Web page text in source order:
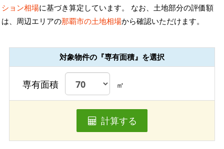
ション相場に基づき算定しています。 なお、土地部分の評価額
は、周辺エリアの那覇市の土地相場から確認いただけます。
対象物件の『専有面積』を選択
専有面積 ㎡
計算する